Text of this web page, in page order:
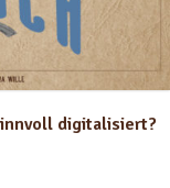
digitalisiert?